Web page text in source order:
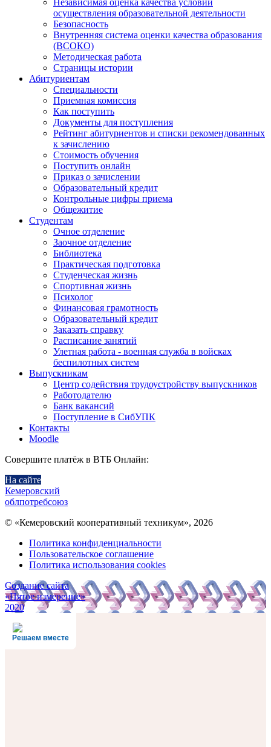
осуществления образовательной деятельности
Безопасность
Внутренняя система оценки качества образования
(ВСОКО)
Методическая работа
Страницы истории
Абитуриентам
Специальности
Приемная комиссия
Как поступить
Документы для поступления
Рейтинг абитуриентов и списки рекомендованных
к зачислению
Стоимость обучения
Поступить онлайн
Приказ о зачислении
Образовательный кредит
Контрольные цифры приема
Общежитие
Студентам
Очное отделение
Заочное отделение
Библиотека
Практическая подготовка
Студенческая жизнь
Спортивная жизнь
Психолог
Финансовая грамотность
Образовательный кредит
Заказать справку
Расписание занятий
Улетная работа - военная служба в войсках
беспилотных систем
Выпускникам
Центр содействия трудоустройству выпускников
Работодателю
Банк вакансий
Поступление в СибУПК
Контакты
Moodle
Совершите платёж в ВТБ Онлайн:
На сайте
Кемеровский
облпотребсоюз
© «Кемеровский кооперативный техникум», 2026
Политика конфиденциальности
Пользовательское соглашение
Политика использования cookies
Создание сайта
«Пятое измерение»
2020
Решаем вместе